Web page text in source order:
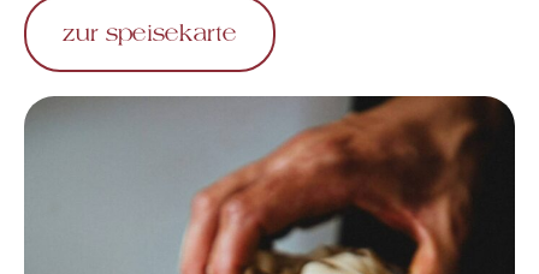
zur speisekarte